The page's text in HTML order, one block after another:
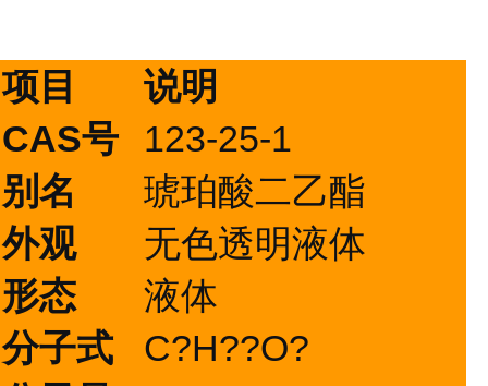
项目
说明
CAS号
123-25-1
别名
琥珀酸二乙酯
外观
无色透明液体
形态
液体
分子式
C?H??O?